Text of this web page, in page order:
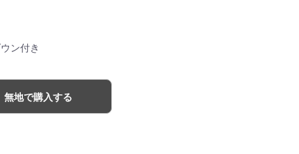
ン付き
無地で購入する